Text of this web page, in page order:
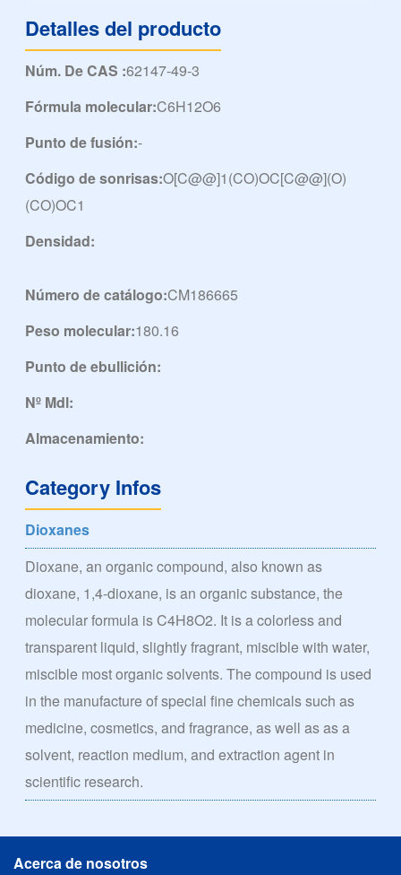
Detalles del producto
Núm. De CAS :62147-49-3
Fórmula molecular:C6H12O6
Punto de fusión:-
Código de sonrisas:O[C@@]1(CO)OC[C@@](O)
(CO)OC1
Densidad:
Número de catálogo:CM186665
Peso molecular:180.16
Punto de ebullición:
Nº Mdl:
Almacenamiento:
Category Infos
Dioxanes
Dioxane, an organic compound, also known as
dioxane, 1,4-dioxane, is an organic substance, the
molecular formula is C4H8O2. It is a colorless and
transparent liquid, slightly fragrant, miscible with water,
miscible most organic solvents. The compound is used
in the manufacture of special fine chemicals such as
medicine, cosmetics, and fragrance, as well as as a
solvent, reaction medium, and extraction agent in
scientific research.
Acerca de nosotros